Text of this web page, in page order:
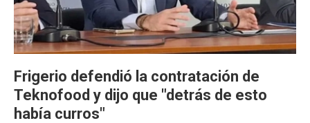
Frigerio defendió la contratación de
Teknofood y dijo que "detrás de esto
había curros"